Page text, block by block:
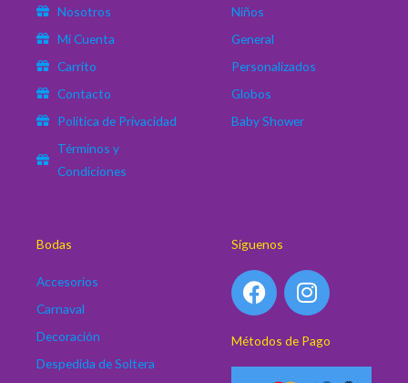
Nosotros
Mi Cuenta
Carrito
Contacto
Política de Privacidad
Términos y
Condiciones
Niños
General
Personalizados
Globos
Baby Shower
Bodas
Accesorios
Carnaval
Decoración
Despedida de Soltera
Síguenos
F
a
e
b
I
n
t
a
Métodos de Pago